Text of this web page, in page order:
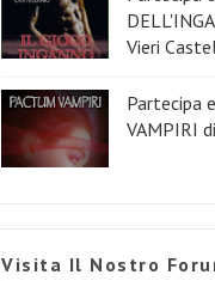
Vieri
Partecipa
VAMPIRI
Visita Il Nostro